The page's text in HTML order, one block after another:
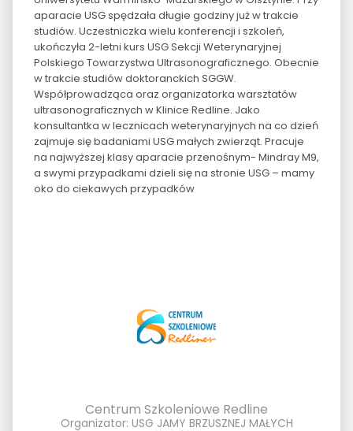
aparacie USG spędzała długie godziny już w trakcie
studiów. Uczestniczka wielu konferencji i szkoleń,
ukończyła 2-letni kurs USG Sekcji Weterynaryjnej
Polskiego Towarzystwa Ultrasonograficznego. Obecnie
w trakcie studiów doktoranckich SGGW.
Współprowadząca oraz organizatorka warsztatów
ultrasonograficznych w Klinice Redline. Jako
konsultantka w lecznicach weterynaryjnych na co dzień
zajmuje się badaniami USG małych zwierząt. Pracuje
na najwyższej klasy aparacie przenośnym- Mindray M9,
a swymi przypadkami dzieli się na stronie USG – mamy
oko do ciekawych przypadków
Centrum Szkoleniowe Redline
Organizator: USG JAMY BRZUSZNEJ MAŁYCH